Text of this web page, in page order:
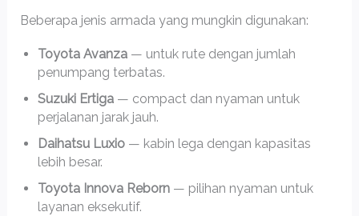
Beberapa jenis armada yang mungkin digunakan:
Toyota Avanza— untuk rute dengan jumlah
penumpang terbatas.
Suzuki Ertiga— compact dan nyaman untuk
perjalanan jarak jauh.
Daihatsu Luxio— kabin lega dengan kapasitas
lebih besar.
Toyota Innova Reborn— pilihan nyaman untuk
layanan eksekutif.